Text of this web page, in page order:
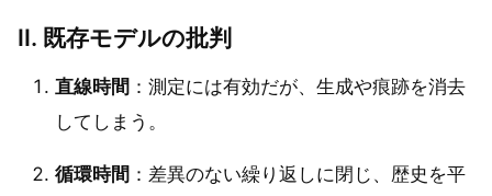
II. 既存モデルの批判
直線時間 ：測定には有効だが、生成や痕跡を消去
してしまう。
循環時間 ：差異のない繰り返しに閉じ、歴史を平